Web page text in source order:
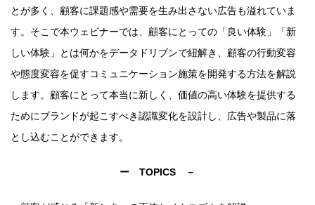
とが多く、顧客に課題感や需要を生み出さない広告も溢れていま
す。そこで本ウェビナーでは、顧客にとっての「良い体験」「新
しい体験」とは何かをデータドリブンで紐解き、顧客の行動変容
や態度変容を促すコミュニケーション施策を開発する方法を解説
します。顧客にとって本当に新しく、価値の高い体験を提供する
ためにブランドが起こすべき認識変化を設計し、広告や製品に落
とし込むことができます。
ー TOPICS －